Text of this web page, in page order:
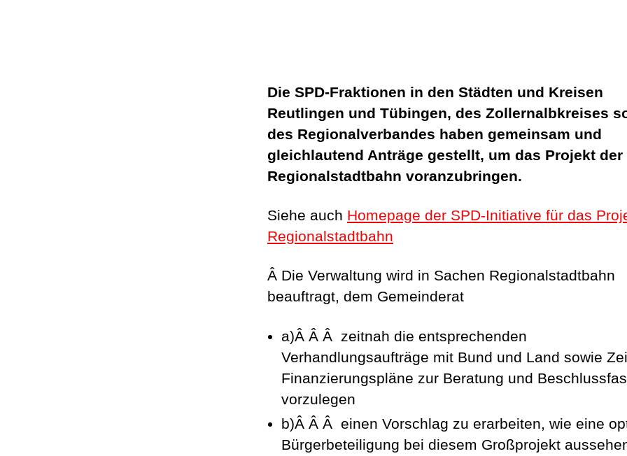
Die SPD-Fraktionen in den Städten und Kreisen
Reutlingen und Tübingen, des Zollernalbkreises
des Regionalverbandes haben gemeinsam und
gleichlautend Anträge gestellt, um das Projekt der
Regionalstadtbahn voranzubringen.
Siehe auch Homepage der SPD-Initiative für das
Regionalstadtbahn
Â Die Verwaltung wird in Sachen Regionalstadtbahn
beauftragt, dem Gemeinderat
a)Â Â Â zeitnah die entsprechenden
Verhandlungsaufträge mit Bund und Land sowie
Finanzierungspläne zur Beratung und
vorzulegen
b)Â Â Â einen Vorschlag zu erarbeiten, wie eine
Bürgerbeteiligung bei diesem Großprojekt